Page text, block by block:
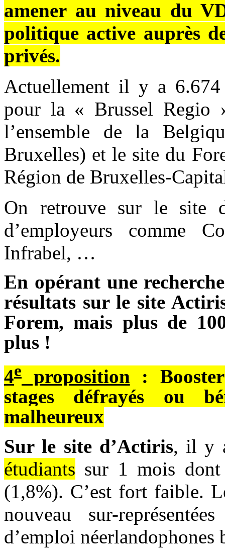
amener au niveau du
politique active auprès
privés.
Actuellement il y a
pour la « Brussel
l’ensemble de la
Bruxelles) et le site du
Région de Bruxelles-
On retrouve sur le site
d’employeurs comme
Infrabel, …
En opérant une
résultats sur le site
Forem, mais plus de
plus !
4e proposition :
stages défrayés ou
malheureux
Sur le site d’Actiris, il y
étudiants sur 1 mois
(1,8%). C’est fort faible.
nouveau sur-
d’emploi néerlandophones